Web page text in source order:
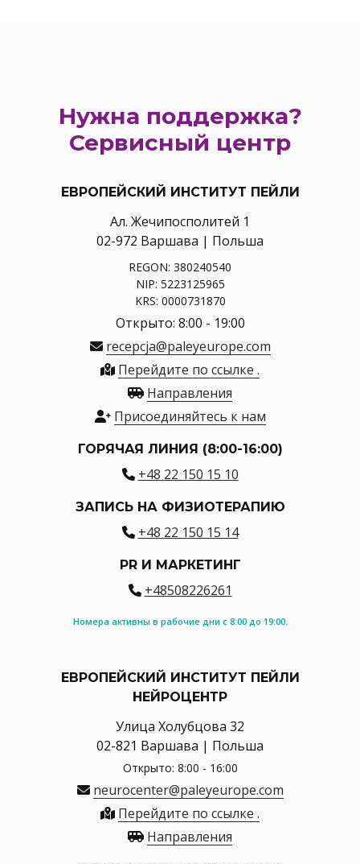
Нужна поддержка?
Сервисный центр
ЕВРОПЕЙСКИЙ ИНСТИТУТ ПЕЙЛИ
Ал. Жечипосполитей 1
02-972 Варшава | Польша
REGON: 380240540
NIP: 5223125965
KRS: 0000731870
Открыто: 8:00 - 19:00
recepcja@paleyeurope.com
Перейдите по ссылке .
Направления
Присоединяйтесь к нам
ГОРЯЧАЯ ЛИНИЯ (8:00-16:00)
+48 22 150 15 10
ЗАПИСЬ НА ФИЗИОТЕРАПИЮ
+48 22 150 15 14
PR И МАРКЕТИНГ
+48508226261
Номера активны в рабочие дни с 8:00 до 19:00.
ЕВРОПЕЙСКИЙ ИНСТИТУТ ПЕЙЛИ
НЕЙРОЦЕНТР
Улица Холубцова 32
02-821 Варшава | Польша
Открыто: 8:00 - 16:00
neurocenter@paleyeurope.com
Перейдите по ссылке .
Направления